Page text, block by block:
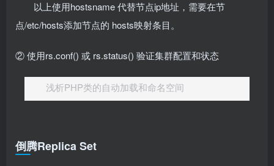
以上使用hostsname 代替节点ip地址，需要在节
点/etc/hosts添加节点的 hosts映射条目。
② 使用rs.conf() 或 rs.status() 验证集群配置和状态
浅析PHP类的自动加载和命名空间
倒腾Replica Set